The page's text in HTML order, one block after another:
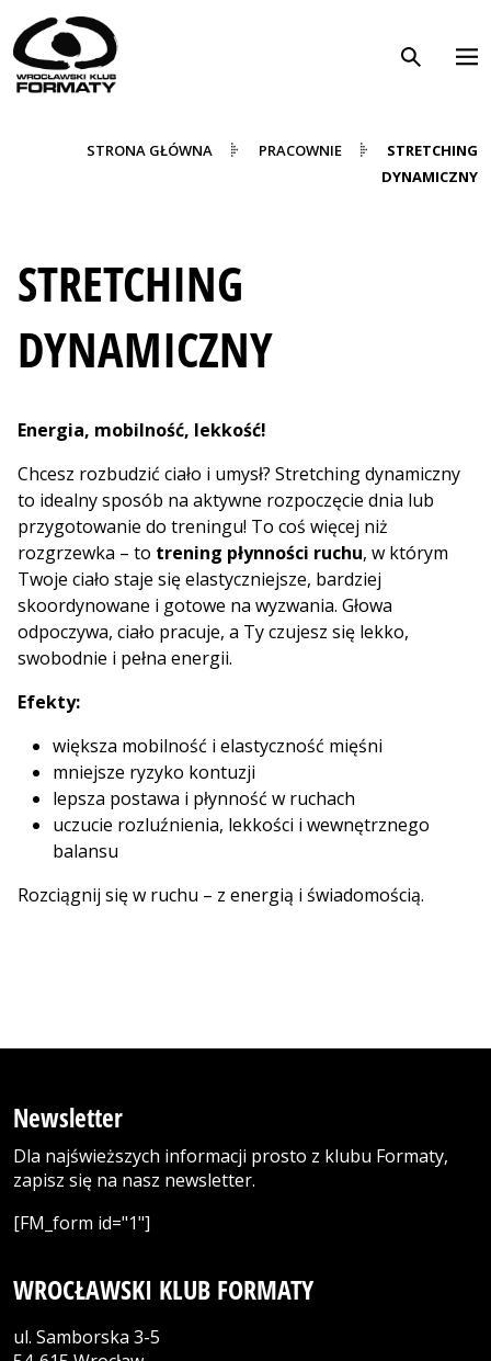
Przejdź do treści
WK Formaty. Strona główna
STRONA GŁÓWNA PRACOWNIE
STRETCHING
DYNAMICZNY
STRETCHING
DYNAMICZNY
Energia, mobilność, lekkość!
Chcesz rozbudzić ciało i umysł? Stretching dynamiczny
to idealny sposób na aktywne rozpoczęcie dnia lub
przygotowanie do treningu! To coś więcej niż
rozgrzewka – to trening płynności ruchu, w którym
Twoje ciało staje się elastyczniejsze, bardziej
skoordynowane i gotowe na wyzwania. Głowa
odpoczywa, ciało pracuje, a Ty czujesz się lekko,
swobodnie i pełna energii.
Efekty:
większa mobilność i elastyczność mięśni
mniejsze ryzyko kontuzji
lepsza postawa i płynność w ruchach
uczucie rozluźnienia, lekkości i wewnętrznego
balansu
Rozciągnij się w ruchu – z energią i świadomością.
Newsletter
Dla najświeższych informacji prosto z klubu Formaty,
zapisz się na nasz newsletter.
[FM_form id="1"]
WROCŁAWSKI KLUB FORMATY
ul. Samborska 3-5